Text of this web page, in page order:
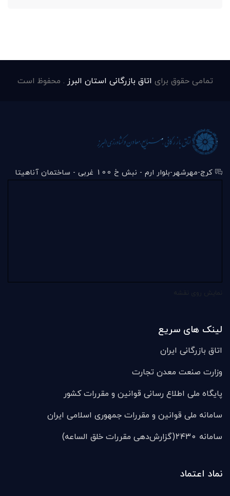
تمامی حقوق برای اتاق بازرگانی استان البرز . محفوظ است
کرج-مهرشهر-بلوار ارم - نبش خ 100 غربی - ساختمان آناهیتا
لینک های سریع
اتاق بازرگانی ایران
وزارت صنعت معدن تجارت
پایگاه ملی اطلاع رسانی قوانین و مقررات کشور
سامانه ملی قوانين و مقررات جمهوری اسلامی ایران
سامانه ۲۴۳۰(گزارش‌دهی مقررات خلق الساعه)
نماد اعتماد